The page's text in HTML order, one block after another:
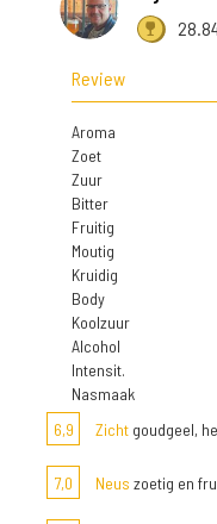
Review
Aroma
Zoet
Zuur
Bitter
Fruitig
Moutig
Kruidig
Body
Koolzuur
Alcohol
Intensit.
Nasmaak
6,9
Zicht goudgeel,
7,0 Neus zoetig en